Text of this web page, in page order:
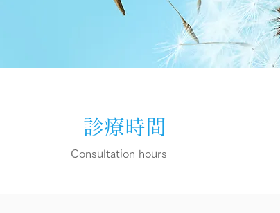
​診療時間
Consultation hours